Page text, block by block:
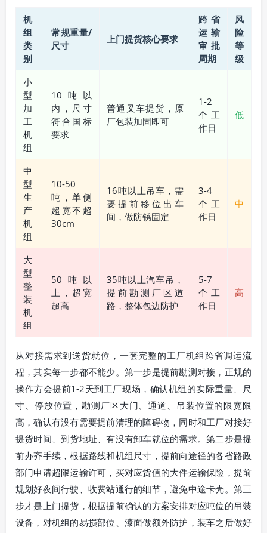
机
组
类
别
常规重量/
尺寸
上门提货核心要求
跨省
运输
审批
周期
风
险
等
级
小
型
加
工
机
组
10吨以
内，尺寸
符合国标
要求
普通叉车提货，原
厂包装加固即可
1-2
个工
作日
低
中
型
生
产
机
组
10-50
吨，单侧
超宽不超
30cm
16吨以上吊车，需
要提前移位出车
间，做防锈固定
3-4
个工
作日
中
大
型
整
装
机
组
50吨以
上，超宽
超高
35吨以上汽车吊，
提前勘测厂区道
路，整体包边防护
5-7
个工
作日
高
从对接需求到送货就位，一套完整的工厂机组跨省调运流
程，其实每一步都不能少。第一步是提前勘测对接，正规的
操作方会提前1-2天到工厂现场，确认机组的实际重量、尺
寸、停放位置，勘测厂区大门、通道、吊装位置的限宽限
高，确认有没有需要提前清理的障碍物，同时和工厂对接好
提货时间、到货地址、有没有卸车就位的需求。第二步是提
前办齐手续，根据路线和机组尺寸，提前向途径的各省路政
部门申请超限运输许可，买对应货值的大件运输保险，提前
规划好夜间行驶、收费站通行的细节，避免中途卡壳。第三
步才是上门提货，根据提前确认的方案安排对应吨位的吊装
设备，对机组的易损部位、漆面做额外防护，装车之后做好